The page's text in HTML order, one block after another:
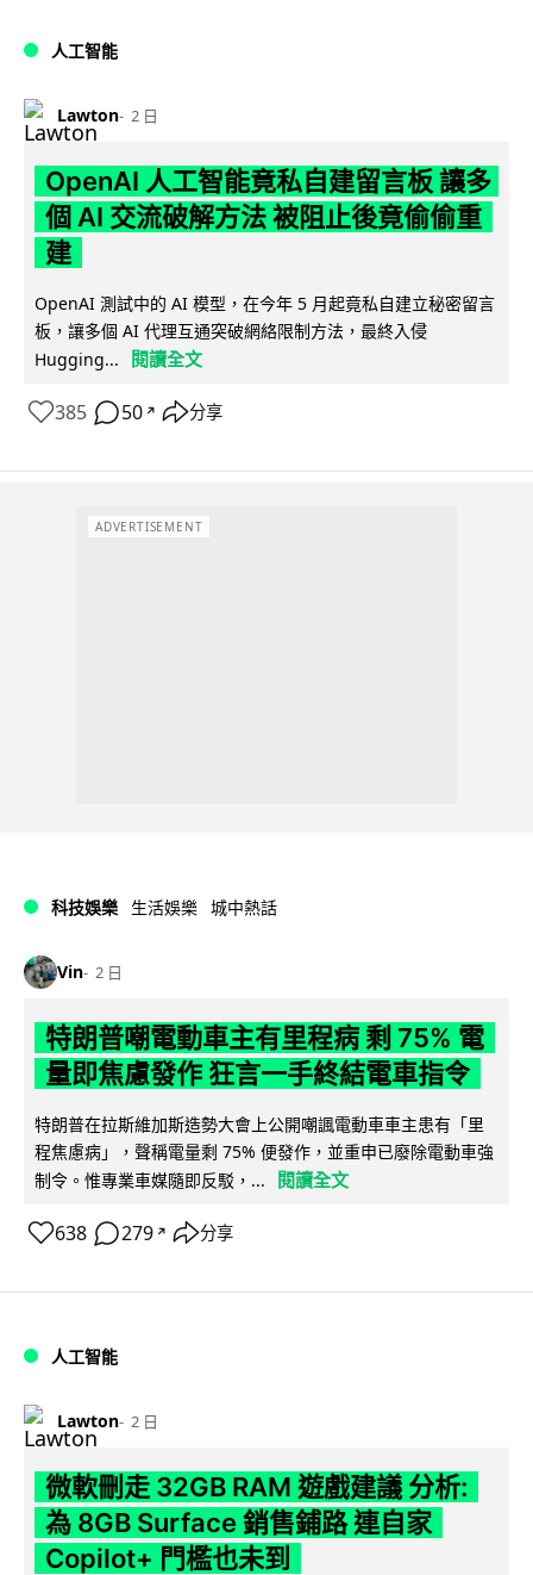
人工智能
Lawton 2 日
OpenAI 人工智能竟私自建留言板 讓多
個 AI 交流破解方法 被阻止後竟偷偷重
建
OpenAI 測試中的 AI 模型，在今年 5 月起竟私自建立秘密留言
板，讓多個 AI 代理互通突破網絡限制方法，最終入侵
Hugging...
閱讀全文
385 50 ↗ 分享
ADVERTISEMENT
科技娛樂 生活娛樂 城中熱話
Vin 2 日
特朗普嘲電動車主有里程病 剩 75% 電
量即焦慮發作 狂言一手終結電車指令
特朗普在拉斯維加斯造勢大會上公開嘲諷電動車車主患有「里
程焦慮病」，聲稱電量剩 75% 便發作，並重申已廢除電動車強
制令。惟專業車媒隨即反駁，...
閱讀全文
638 279 ↗ 分享
人工智能
Lawton 2 日
微軟刪走 32GB RAM 遊戲建議 分析:
為 8GB Surface 銷售鋪路 連自家
Copilot+ 門檻也未到